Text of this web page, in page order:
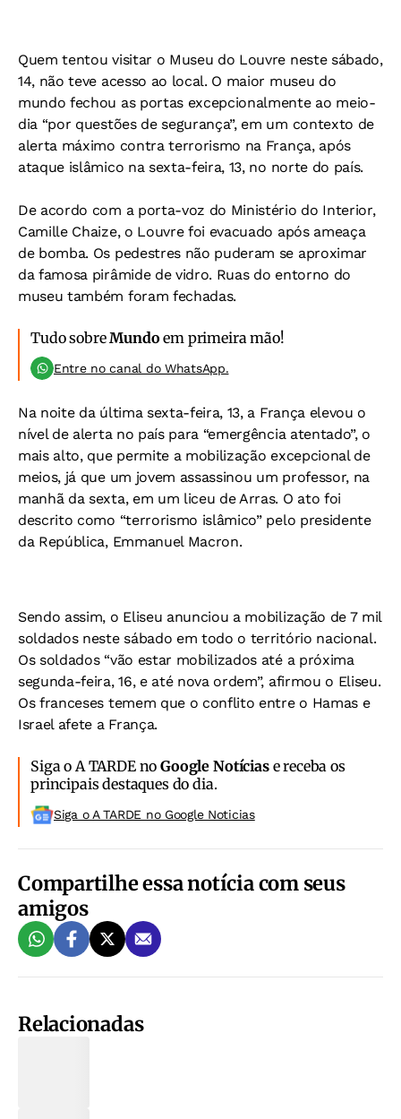
Quem tentou visitar o Museu do Louvre neste sábado,
14, não teve acesso ao local. O maior museu do
mundo fechou as portas excepcionalmente ao meio-
dia “por questões de segurança”, em um contexto de
alerta máximo contra terrorismo na França, após
ataque islâmico na sexta-feira, 13, no norte do país.
De acordo com a porta-voz do Ministério do Interior,
Camille Chaize, o Louvre foi evacuado após ameaça
de bomba. Os pedestres não puderam se aproximar
da famosa pirâmide de vidro. Ruas do entorno do
museu também foram fechadas.
Tudo sobreMundo em primeira mão!
Entre no canal do WhatsApp.
Na noite da última sexta-feira, 13, a França elevou o
nível de alerta no país para “emergência atentado”, o
mais alto, que permite a mobilização excepcional de
meios, já que um jovem assassinou um professor, na
manhã da sexta, em um liceu de Arras. O ato foi
descrito como “terrorismo islâmico” pelo presidente
da República, Emmanuel Macron.
Sendo assim, o Eliseu anunciou a mobilização de 7 mil
soldados neste sábado em todo o território nacional.
Os soldados “vão estar mobilizados até a próxima
segunda-feira, 16, e até nova ordem”, afirmou o Eliseu.
Os franceses temem que o conflito entre o Hamas e
Israel afete a França.
Siga o A TARDE noGoogle Notíciase receba os
principais destaques do dia.
Siga o A TARDE no Google Noticias
Compartilhe essa notícia com seus
amigos
Relacionadas